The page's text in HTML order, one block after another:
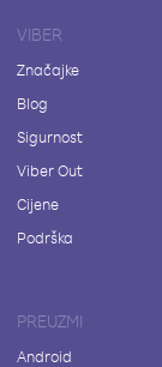
VIBER
Značajke
Blog
Sigurnost
Viber Out
Cijene
Podrška
PREUZMI
Android